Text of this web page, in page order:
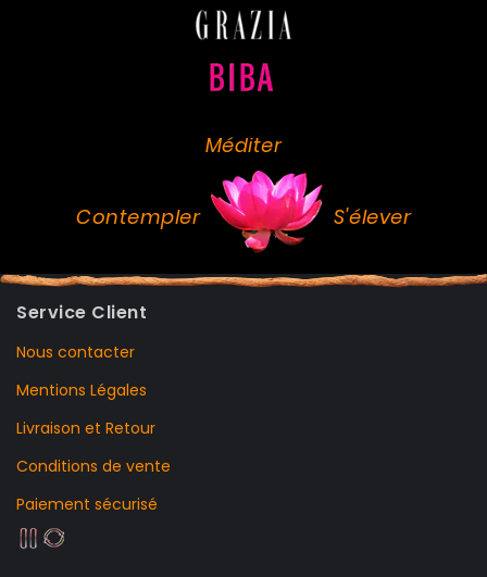
Méditer
Contempler S'élever
Service Client
Nous contacter
Mentions Légales
Livraison et Retour
Conditions de vente
Paiement sécurisé